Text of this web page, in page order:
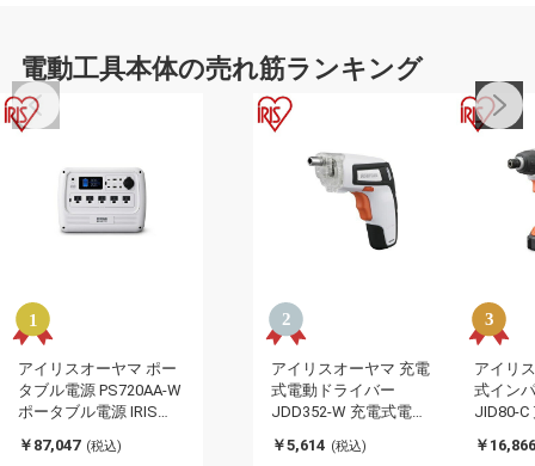
電動工具本体の売れ筋ランキング
アイリスオーヤマ ポー
タブル電源 PS720AA-W
ポータブル電源 IRIS
￥87,047 (税込)
アイリスオーヤマ 充電
式電動ドライバー
JDD352-W 充電式電動
OYAMA(代引不可)
￥5,614 (税込)
アイリ
式イン
JID80-C
￥16,866